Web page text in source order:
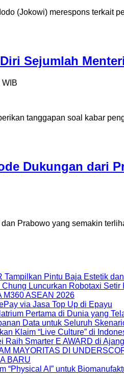
(Jokowi) merespons terkait
Sejumlah
WIB
tanggapan soal kabar
Dukungan dari
Prabowo yang semakin
Tampilkan Pintu Baja Estetik
Luncurkan Robotaxi
M360 ASEAN 2026
via Jasa Top Up di Epayu
Pertama di Dunia yang
Data untuk Seluruh
Klaim “Live Culture” di
Raih Smarter E AWARD di
MAYORITAS DI
BARU
“Physical AI” untuk